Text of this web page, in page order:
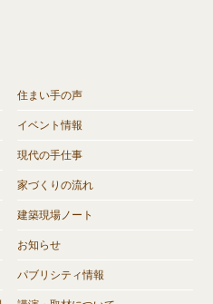
住まい手の声
イベント情報
現代の手仕事
家づくりの流れ
建築現場ノート
お知らせ
パブリシティ情報